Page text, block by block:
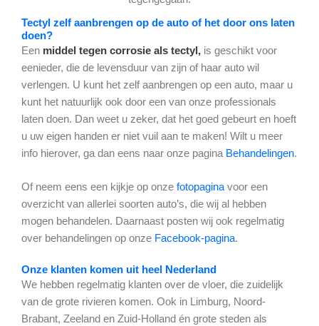
Tectyl zelf aanbrengen op de auto of het door ons laten
doen?
Een middel tegen corrosie als tectyl, is geschikt voor
eenieder, die de levensduur van zijn of haar auto wil
verlengen. U kunt het zelf aanbrengen op een auto, maar u
kunt het natuurlijk ook door een van onze professionals
laten doen. Dan weet u zeker, dat het goed gebeurt en hoeft
u uw eigen handen er niet vuil aan te maken! Wilt u meer
info hierover, ga dan eens naar onze pagina Behandelingen.
Of neem eens een kijkje op onze fotopagina voor een
overzicht van allerlei soorten auto’s, die wij al hebben
mogen behandelen. Daarnaast posten wij ook regelmatig
over behandelingen op onze Facebook-pagina.
Onze klanten komen uit heel Nederland
We hebben regelmatig klanten over de vloer, die zuidelijk
van de grote rivieren komen. Ook in Limburg, Noord-
Brabant, Zeeland en Zuid-Holland én grote steden als